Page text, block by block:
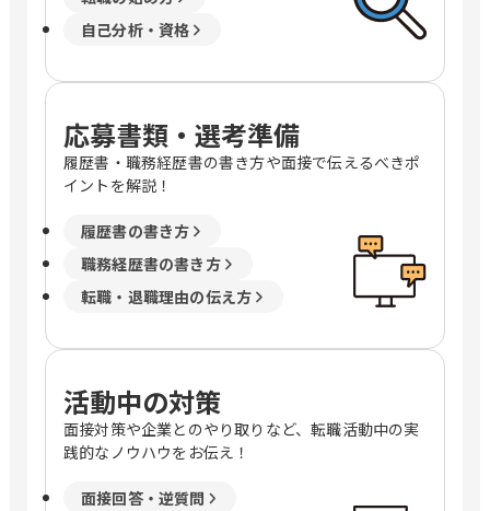
自己分析・資格
応募書類・選考準備
履歴書・職務経歴書の書き方や面接で伝えるべきポ
イントを解説！
履歴書の書き方
職務経歴書の書き方
転職・退職理由の伝え方
活動中の対策
面接対策や企業とのやり取りなど、転職活動中の実
践的なノウハウをお伝え！
面接回答・逆質問